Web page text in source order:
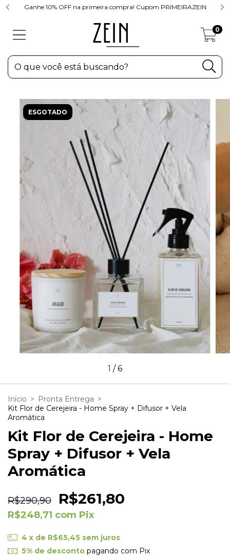
Ganhe 10% OFF na primeira compra! Cupom PRIMEIRAZEIN
0
ESGOTADO
1 /6
Início > Pronta Entrega >
Kit Flor de Cerejeira - Home Spray + Difusor + Vela
Aromática
Kit Flor de Cerejeira - Home
Spray + Difusor + Vela
Aromática
R$290,90 R$261,80
R$248,71 com Pix
4 x de R$65,45 sem juros
5% de descontopagando com Pix